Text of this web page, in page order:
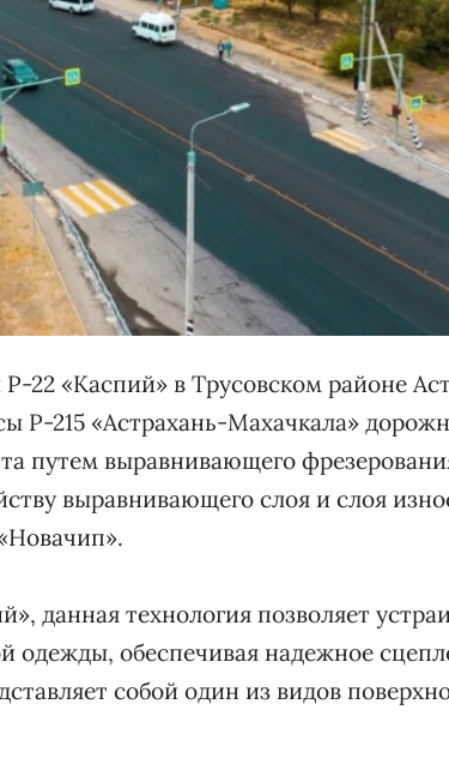
22 «Каспий» в Трусовском районе
Р-215 «Астрахань-Махачкала»
путем выравнивающего
выравнивающего слоя и слоя
данная технология позволяет
одежды, обеспечивая надежное
собой один из видов